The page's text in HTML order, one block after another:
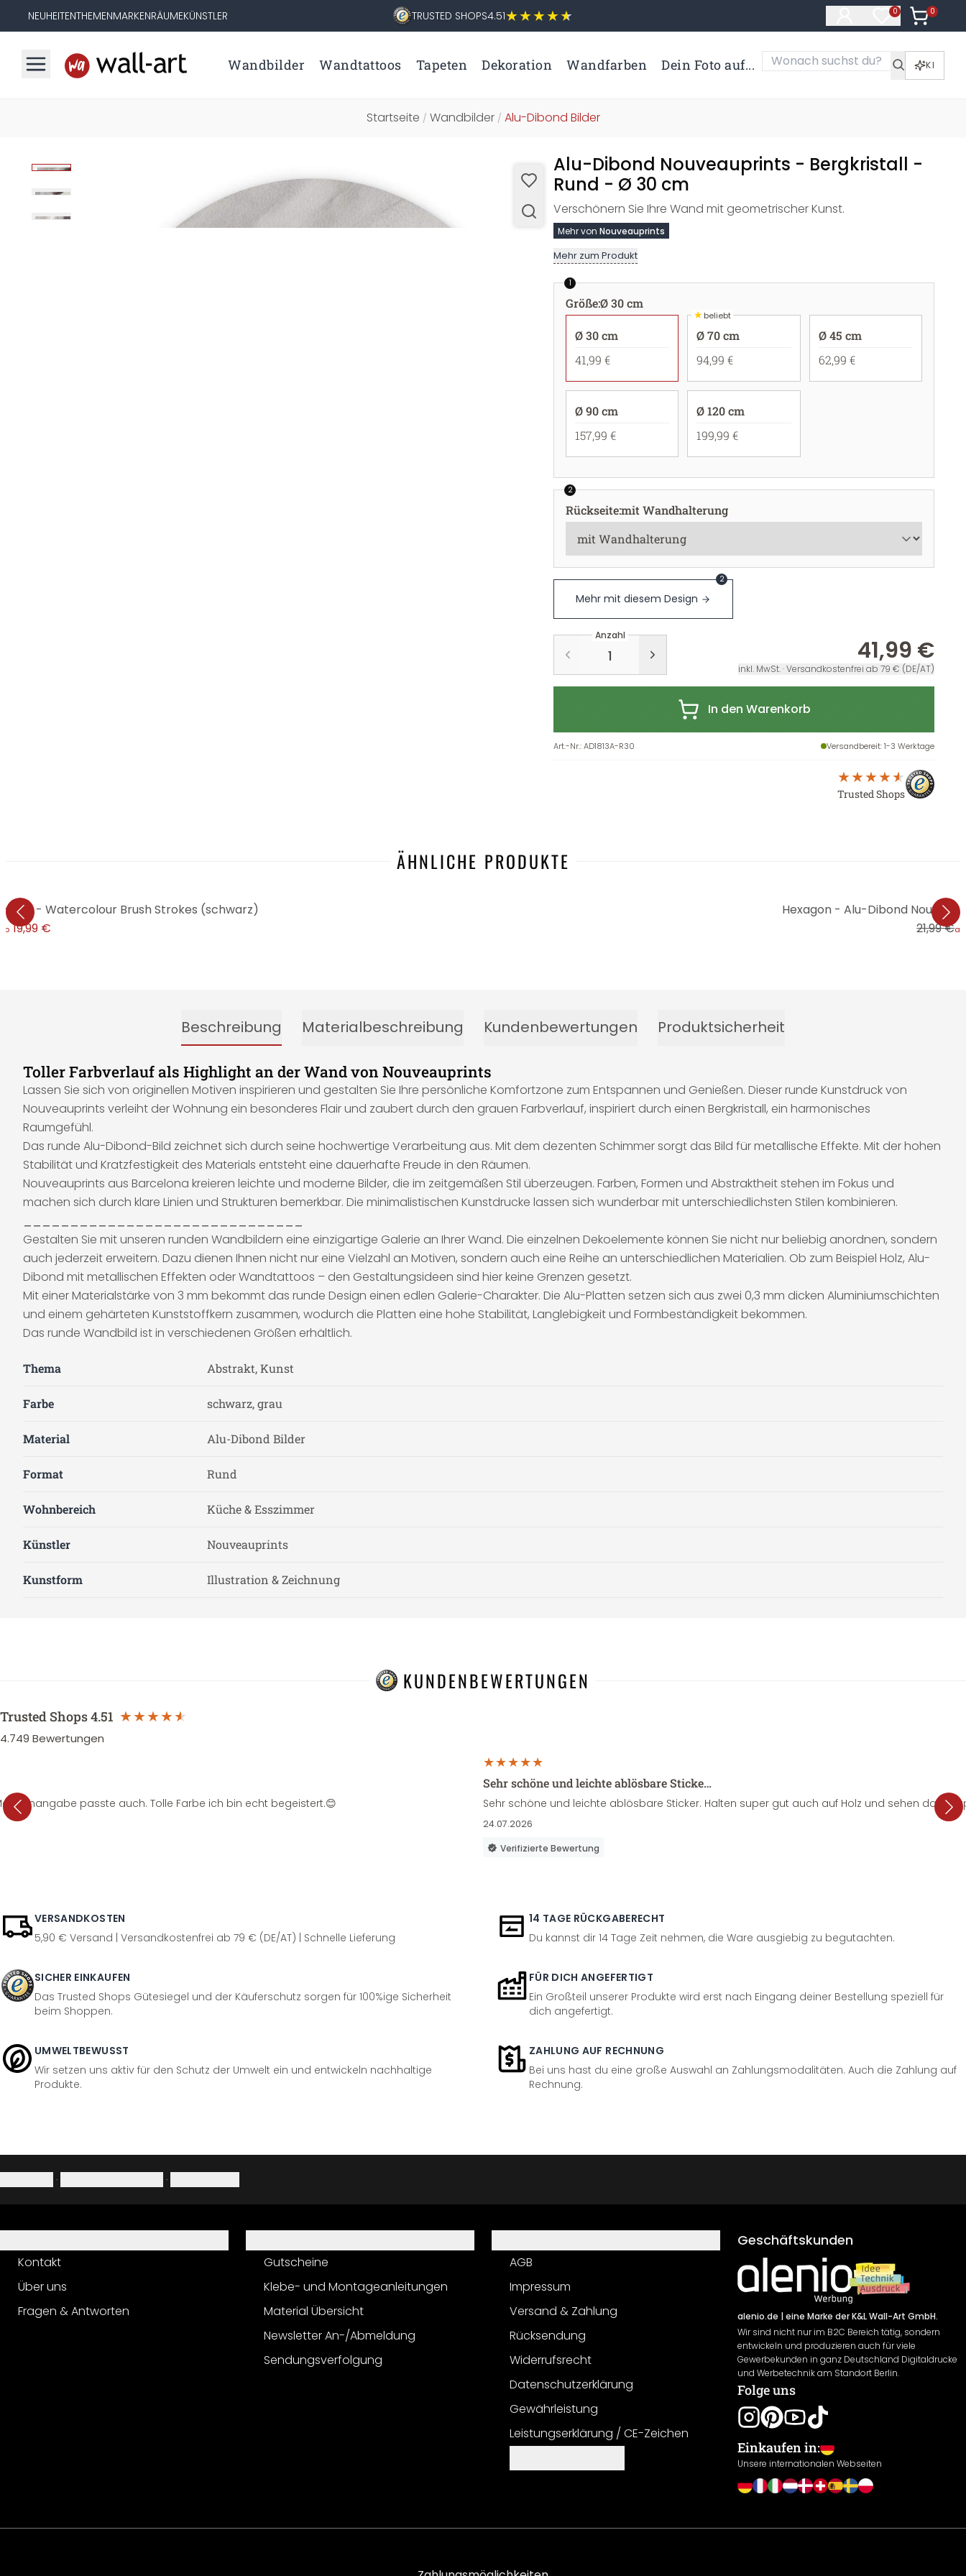
NEUHEITENTHEMENMARKENRÄUMEKÜNSTLER TRUSTED SHOPS4.51 0
Artikel im
0
Artikel
Wandbilder Wandtattoos Tapeten Dekoration Wandfarben Dein Foto auf... KI
Startseite / Wandbilder/ Alu-Dibond Bilder
Alu-Dibond Nouveauprints - Bergkristall -
Rund - Ø 30 cm
Verschönern Sie Ihre Wand mit geometrischer Kunst.
Mehr von Nouveauprints
Mehr zum Produkt
1
Größe:Ø 30 cm
Ø 30 cm
41,99 €
★beliebt
Ø 70 cm
94,99 €
Ø 45 cm
62,99 €
Ø 90 cm
157,99 €
Ø 120 cm
199,99 €
2
Rückseite:mit Wandhalterung
Mehr mit diesem Design
2
Anzahl
41,99 €
inkl. MwSt. · Versandkostenfrei ab 79 € (DE/AT)
In den Warenkorb
Art.-Nr.:AD1813A-R30 Versandbereit: 1-3 Werktage
Trusted Shops
ÄHNLICHE PRODUKTE
- Watercolour Brush Strokes (schwarz)
19,99 €
Hexagon - Alu-Dibond
21,99 €ab
Beschreibung Materialbeschreibung Kundenbewertungen Produktsicherheit
Toller Farbverlauf als Highlight an der Wand von Nouveauprints
Lassen Sie sich von originellen Motiven inspirieren und gestalten Sie Ihre persönliche Komfortzone zum Entspannen und Genießen. Dieser runde Kunstdruck von
Nouveauprints verleiht der Wohnung ein besonderes Flair und zaubert durch den grauen Farbverlauf, inspiriert durch einen Bergkristall, ein harmonisches
Raumgefühl.
Das runde Alu-Dibond-Bild zeichnet sich durch seine hochwertige Verarbeitung aus. Mit dem dezenten Schimmer sorgt das Bild für metallische Effekte. Mit der hohen
Stabilität und Kratzfestigkeit des Materials entsteht eine dauerhafte Freude in den Räumen.
Nouveauprints aus Barcelona kreieren leichte und moderne Bilder, die im zeitgemäßen Stil überzeugen. Farben, Formen und Abstraktheit stehen im Fokus und
machen sich durch klare Linien und Strukturen bemerkbar. Die minimalistischen Kunstdrucke lassen sich wunderbar mit unterschiedlichsten Stilen kombinieren.
Gestalten Sie mit unseren runden Wandbildern eine einzigartige Galerie an Ihrer Wand. Die einzelnen Dekoelemente können Sie nicht nur beliebig anordnen, sondern
auch jederzeit erweitern. Dazu dienen Ihnen nicht nur eine Vielzahl an Motiven, sondern auch eine Reihe an unterschiedlichen Materialien. Ob zum Beispiel Holz, Alu-
Dibond mit metallischen Effekten oder Wandtattoos – den Gestaltungsideen sind hier keine Grenzen gesetzt.
Mit einer Materialstärke von 3 mm bekommt das runde Design einen edlen Galerie-Charakter. Die Alu-Platten setzen sich aus zwei 0,3 mm dicken Aluminiumschichten
und einem gehärteten Kunststoffkern zusammen, wodurch die Platten eine hohe Stabilität, Langlebigkeit und Formbeständigkeit bekommen.
Das runde Wandbild ist in verschiedenen Größen erhältlich.
Thema Abstrakt, Kunst
Farbe schwarz, grau
Material Alu-Dibond Bilder
Format Rund
Wohnbereich Küche & Esszimmer
Künstler Nouveauprints
Kunstform Illustration & Zeichnung
KUNDENBEWERTUNGEN
Trusted Shops4.51
4.749 Bewertungen
passte auch. Tolle Farbe ich bin echt begeistert.😊
Sehr schöne und leichte ablösbare Sticke…
Sehr schöne und leichte ablösbare Sticker. Halten super gut auch auf Holz und sehen dazu
24.07.2026
Verifizierte Bewertung
VERSANDKOSTEN
5,90 € Versand | Versandkostenfrei ab 79 € (DE/AT) | Schnelle Lieferung
14 TAGE RÜCKGABERECHT
Du kannst dir 14 Tage Zeit nehmen, die Ware ausgiebig zu begutachten.
SICHER EINKAUFEN
Das Trusted Shops Gütesiegel und der Käuferschutz sorgen für 100%ige Sicherheit
beim Shoppen.
FÜR DICH ANGEFERTIGT
Ein Großteil unserer Produkte wird erst nach Eingang deiner Bestellung speziell für
dich angefertigt.
UMWELTBEWUSST
Wir setzen uns aktiv für den Schutz der Umwelt ein und entwickeln nachhaltige
Produkte.
ZAHLUNG AUF RECHNUNG
Bei uns hast du eine große Auswahl an Zahlungsmodalitäten. Auch die Zahlung auf
Rechnung.
· ·
Kontakt
Über uns
Fragen & Antworten
Gutscheine
Klebe- und Montageanleitungen
Material Übersicht
Newsletter An-/Abmeldung
Sendungsverfolgung
AGB
Impressum
Versand & Zahlung
Rücksendung
Widerrufsrecht
Datenschutzerklärung
Gewährleistung
Leistungserklärung / CE-Zeichen
Geschäftskunden
alenio.de | eine Marke der K&L Wall-Art GmbH.
Wir sind nicht nur im B2C Bereich tätig, sondern
entwickeln und produzieren auch für viele
Gewerbekunden in ganz Deutschland Digitaldrucke
und Werbetechnik am Standort Berlin.
Folge uns
Einkaufen in:
Unsere internationalen Webseiten